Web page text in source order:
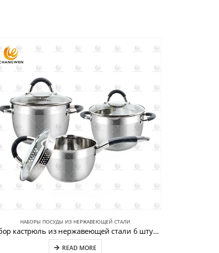
НАБОРЫ ПОСУДЫ ИЗ НЕРЖАВЕЮЩЕЙ СТАЛИ
набор кастрюль из нержавеющей стали 6 штук CW-B020-3
READ MORE